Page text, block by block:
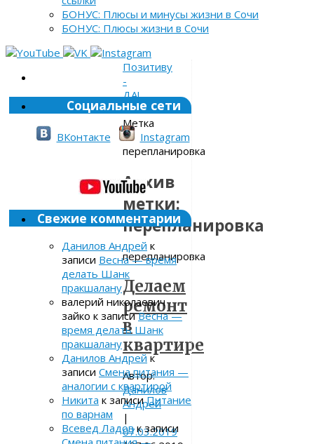
БОНУС: Плюсы и минусы жизни в Сочи
БОНУС: Плюсы жизни в Сочи
Позитиву
-
ДА!
»
Метка
»
перепланировка
Архив
метки:
перепланировка
перепланировка
Делаем
ремонт
в
квартире
Автор:
Данилов
Андрей
|
07.03.2019
Социальные сети
ВКонтакте Instagram
Свежие комментарии
Данилов Андрей к
записи Весна — время
делать Шанк
пракшалану
валерий николаевич
зайко к записиВесна —
время делать Шанк
пракшалану
Данилов Андрейк
записи Смена питания —
аналогии с квартирой
Никита к записиПитание
по варнам
Всевед Ладовк записи